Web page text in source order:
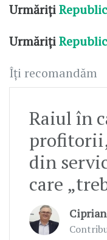
Urmăriți
Urmăriți
Îți recomandăm
Raiul în
din
care